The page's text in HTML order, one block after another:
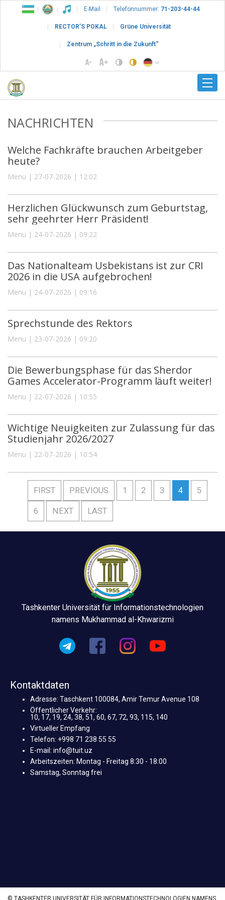
E-Mail Telefonnummer: 71-203-44-44
RECTOR’S POKAL Grüne Universität
Zentrum „Schritt in die Zukunft“
NACHRICHTEN
Welche Fachkräfte brauchen Arbeitgeber
heute?
Menu | 27-07-2026 | 12:02
Herzlichen Glückwunsch zum Geburtstag,
sehr geehrter Herr Präsident!
Menu | 24-07-2026 | 09:22
Das Nationalteam Usbekistans ist zur CRI
2026 in die USA aufgebrochen!
Menu | 24-07-2026 | 09:16
Sprechstunde des Rektors
Menu | 23-07-2026 | 09:20
Die Bewerbungsphase für das Sherdor
Games Accelerator-Programm läuft weiter!
Menu | 22-07-2026 | 10:55
Wichtige Neuigkeiten zur Zulassung für das
Studienjahr 2026/2027
Menu | 22-07-2026 | 10:54
FIRST PREVIOUS 1 2 3 4 5
6 NEXT LAST
Tashkenter Universität für Informationstechnologien
namens Mukhammad al-Khwarizmi
Kontaktdaten
Adresse: Taschkent 100084, Amir Temur Avenue 108
Öffentlicher Verkehr:
10, 17, 19, 24, 38, 51, 60, 67, 72, 93, 115, 140
Virtueller Empfang
Telefon: +998 71 238 55 55
E-mail: info@tuit.uz
Arbeitszeiten: Montag - Freitag 8:30 - 18:00
Samstag, Sonntag frei
© TASHKENTER UNIVERSITÄT FÜR INFORMATIONSTECHNOLOGIEN NAMENS